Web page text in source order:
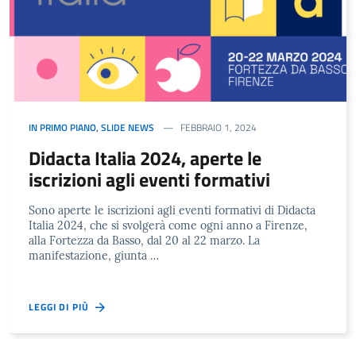
IN PRIMO PIANO, SLIDE NEWS FEBBRAIO 1, 2024
Didacta Italia 2024, aperte le
iscrizioni agli eventi formativi
Sono aperte le iscrizioni agli eventi formativi di Didacta
Italia 2024, che si svolgerà come ogni anno a Firenze,
alla Fortezza da Basso, dal 20 al 22 marzo. La
manifestazione, giunta …
LEGGI DI PIÙ